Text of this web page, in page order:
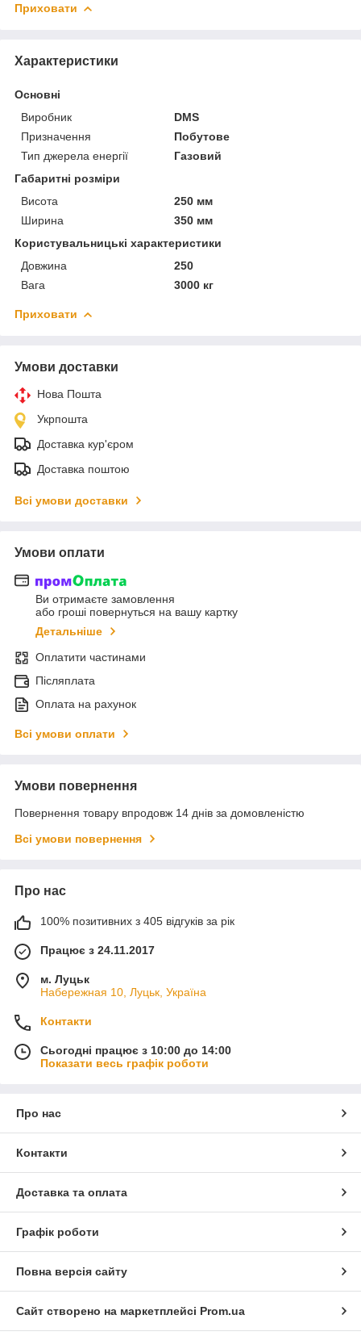
Приховати
Характеристики
Основні
Виробник
DMS
Призначення
Побутове
Тип джерела енергії
Газовий
Габаритні розміри
Висота
250 мм
Ширина
350 мм
Користувальницькі характеристики
Довжина
250
Вага
3000 кг
Приховати
Умови доставки
Нова Пошта
Укрпошта
Доставка кур'єром
Доставка поштою
Всі умови доставки
Умови оплати
Ви отримаєте замовлення
або гроші повернуться на вашу картку
Детальніше
Оплатити частинами
Післяплата
Оплата на рахунок
Всі умови оплати
Умови повернення
Повернення товару впродовж 14 днів за домовленістю
Всі умови повернення
Про нас
100% позитивних з 405 відгуків за рік
Працює з 24.11.2017
м. Луцьк
Набережная 10, Луцьк, Україна
Контакти
Сьогодні працює з 10:00 до 14:00
Показати весь графік роботи
Про нас
Контакти
Доставка та оплата
Графік роботи
Повна версія сайту
Сайт створено на маркетплейсі Prom.ua